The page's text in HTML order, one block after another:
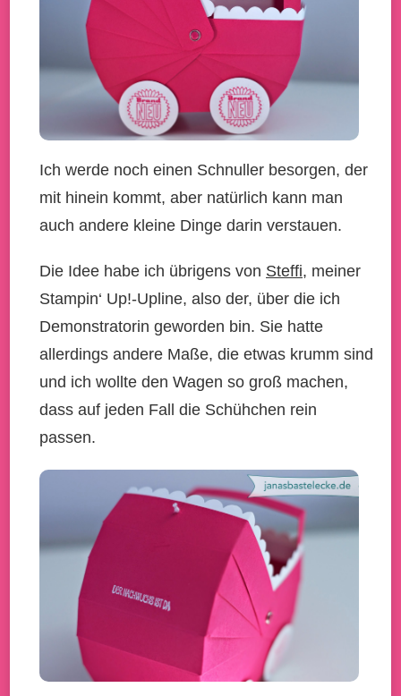
Ich werde noch einen Schnuller besorgen, der
mit hinein kommt, aber natürlich kann man
auch andere kleine Dinge darin verstauen.
Die Idee habe ich übrigens von Steffi, meiner
Stampin‘ Up!-Upline, also der, über die ich
Demonstratorin geworden bin. Sie hatte
allerdings andere Maße, die etwas krumm sind
und ich wollte den Wagen so groß machen,
dass auf jeden Fall die Schühchen rein
passen.